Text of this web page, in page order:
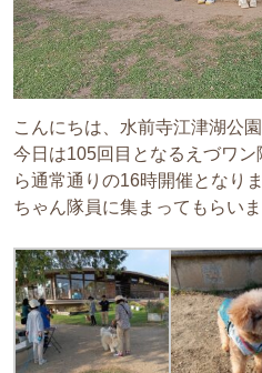
こんにちは、水前寺江津湖公園
今日は105回目となるえづワ
ら通常通りの16時開催となり
ちゃん隊員に集まってもらいま